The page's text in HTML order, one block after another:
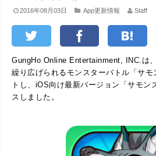
2016年08月03日 App更新情報 Staff
GungHo Online Entertainment, INC.は
繰り広げられるモンスターバトル「サ
トし、iOS向け最新バージョン「サモン
スしました。